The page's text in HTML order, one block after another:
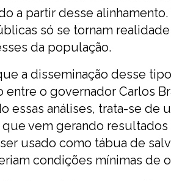
a partir desse
só se tornam
da população.
a disseminação desse
entre o governador Carlos
essas análises, trata-se de
vem gerando
usado como tábua de
condições mínimas de